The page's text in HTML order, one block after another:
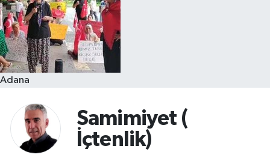
Adana
Samimiyet (
İçtenlik)
Resmi İlanlar